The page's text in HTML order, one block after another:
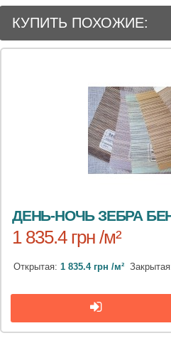
КУПИТЬ ПОХОЖИЕ:
ДЕНЬ-НОЧЬ ЗЕБРА
1 835.4 грн /м²
Открытая: 1 835.4 грн /м²